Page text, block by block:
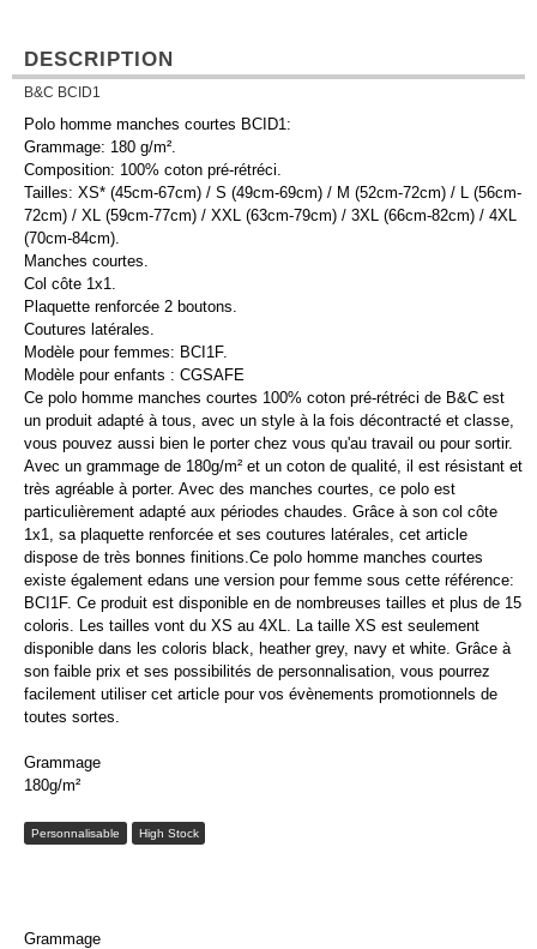
DESCRIPTION
B&C BCID1
Polo homme manches courtes BCID1:
Grammage: 180 g/m².
Composition: 100% coton pré-rétréci.
Tailles: XS* (45cm-67cm) / S (49cm-69cm) / M (52cm-72cm) / L (56cm-
72cm) / XL (59cm-77cm) / XXL (63cm-79cm) / 3XL (66cm-82cm) / 4XL
(70cm-84cm).
Manches courtes.
Col côte 1x1.
Plaquette renforcée 2 boutons.
Coutures latérales.
Modèle pour femmes: BCI1F.
Modèle pour enfants : CGSAFE
Ce polo homme manches courtes 100% coton pré-rétréci de B&C est
un produit adapté à tous, avec un style à la fois décontracté et classe,
vous pouvez aussi bien le porter chez vous qu'au travail ou pour sortir.
Avec un grammage de 180g/m² et un coton de qualité, il est résistant et
très agréable à porter. Avec des manches courtes, ce polo est
particulièrement adapté aux périodes chaudes. Grâce à son col côte
1x1, sa plaquette renforcée et ses coutures latérales, cet article
dispose de très bonnes finitions.Ce polo homme manches courtes
existe également edans une version pour femme sous cette référence:
BCI1F. Ce produit est disponible en de nombreuses tailles et plus de 15
coloris. Les tailles vont du XS au 4XL. La taille XS est seulement
disponible dans les coloris black, heather grey, navy et white. Grâce à
son faible prix et ses possibilités de personnalisation, vous pourrez
facilement utiliser cet article pour vos évènements promotionnels de
toutes sortes.
Grammage
180g/m²
Personnalisable High Stock
Grammage